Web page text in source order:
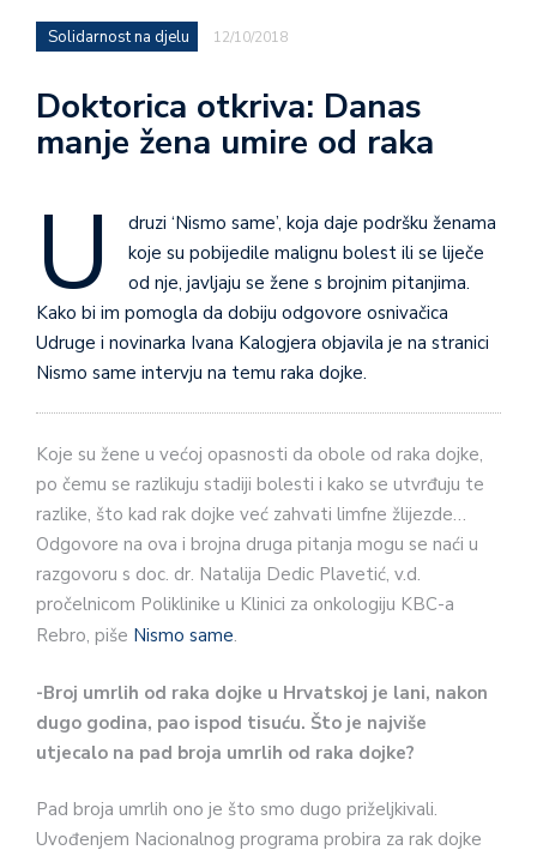
Solidarnost na djelu 12/10/2018
Doktorica otkriva: Danas
manje žena umire od raka
U
druzi ‘Nismo same’, koja daje podršku ženama
koje su pobijedile malignu bolest ili se liječe
od nje, javljaju se žene s brojnim pitanjima.
Kako bi im pomogla da dobiju odgovore osnivačica
Udruge i novinarka Ivana Kalogjera objavila je na stranici
Nismo same intervju na temu raka dojke.
Koje su žene u većoj opasnosti da obole od raka dojke,
po čemu se razlikuju stadiji bolesti i kako se utvrđuju te
razlike, što kad rak dojke već zahvati limfne žlijezde…
Odgovore na ova i brojna druga pitanja mogu se naći u
razgovoru s doc. dr. Natalija Dedic Plavetić, v.d.
pročelnicom Poliklinike u Klinici za onkologiju KBC-a
Rebro, piše Nismo same.
-Broj umrlih od raka dojke u Hrvatskoj je lani, nakon
dugo godina, pao ispod tisuću. Što je najviše
utjecalo na pad broja umrlih od raka dojke?
Pad broja umrlih ono je što smo dugo priželjkivali.
Uvođenjem Nacionalnog programa probira za rak dojke